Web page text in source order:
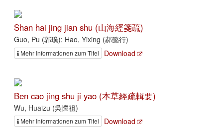
Shan hai jing jian shu (山海經箋疏)
Guo, Pu (郭璞); Hao, Yixing (郝懿行)
Mehr Informationen zum Titel Download
Ben cao jing shu ji yao (本草經疏輯要)
Wu, Huaizu (吳懷祖)
Mehr Informationen zum Titel Download